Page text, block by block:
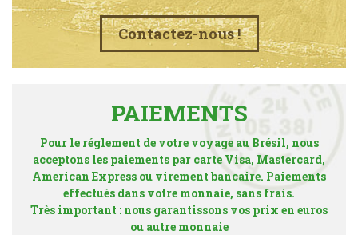
Contactez-nous !
PAIEMENTS
Pour le réglement de votre voyage au Brésil, nous
acceptons les paiements par carte Visa, Mastercard,
American Express ou virement bancaire. Paiements
effectués dans votre monnaie, sans frais.
Très important : nous garantissons vos prix en euros
ou autre monnaie